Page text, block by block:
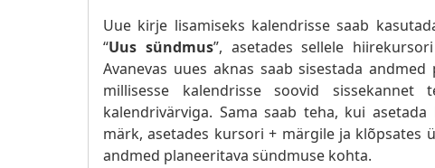
Uue kirje lisamiseks kalendrisse saab
“Uus sündmus”, asetades sellele
Avanevas uues aknas saab sisestada
millisesse kalendrisse soovid
kalendrivärviga. Sama saab teha, kui
märk, asetades kursori + märgile ja klõpsates
andmed planeeritava sündmuse kohta.